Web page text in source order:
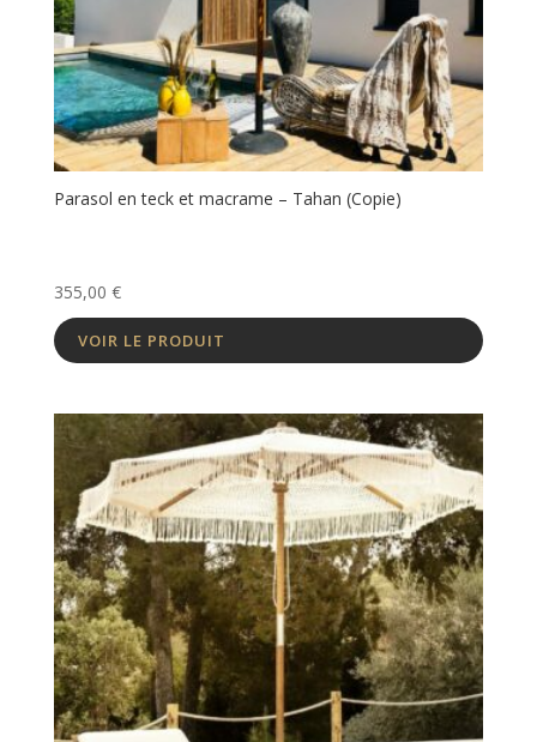
Parasol en teck et macrame – Tahan (Copie)
355,00 €
VOIR LE PRODUIT